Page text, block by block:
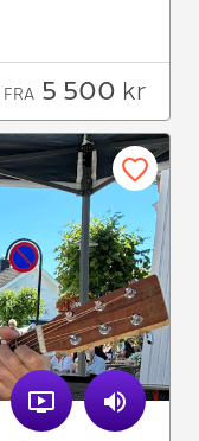
FRA 5 500 kr